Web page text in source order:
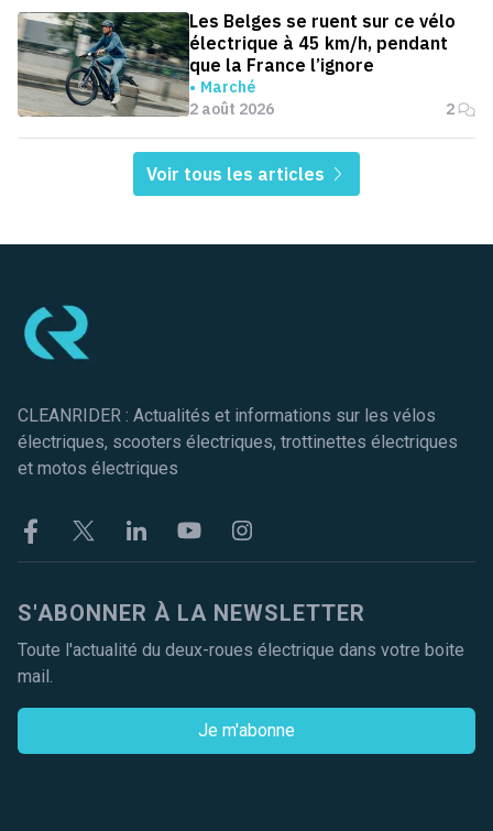
Les Belges se ruent sur ce vélo
électrique à 45 km/h, pendant
que la France l’ignore
Marché
2 août 2026
2
Voir tous les articles
CLEANRIDER : Actualités et informations sur les vélos
électriques, scooters électriques, trottinettes électriques
et motos électriques
FacebookTwitter LinkekinYoutubeInstagram
S'ABONNER À LA NEWSLETTER
Toute l'actualité du deux-roues électrique dans votre boite
mail.
Je m'abonne